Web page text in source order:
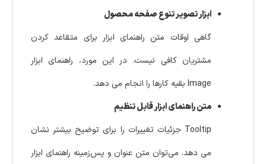
ابزار تصویر تنوع صفحه محصول
گاهی اوقات متن راهنمای ابزار برای متقاعد کردن
مشتریان کافی نیست. در این مورد، راهنمای ابزار
Image بقیه کارها را انجام می دهد.
متن راهنمای ابزار قابل تنظیم
Tooltip جزئیات تغییرات را برای توضیح بیشتر نشان
می دهد. می‌توان متن عنوان و پس‌زمینه راهنمای ابزار